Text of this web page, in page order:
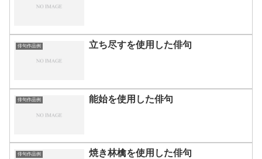
俳句作品例 立ち尽すを使用した俳句
俳句作品例 能始を使用した俳句
俳句作品例 焼き林檎を使用した俳句